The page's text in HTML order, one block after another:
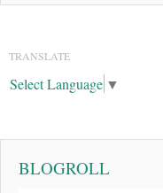
TRANSLATE
Select Language ▼
BLOGROLL